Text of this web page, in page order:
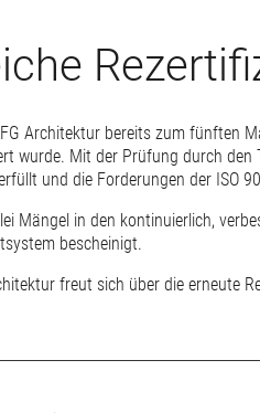
Architektur bereits zum fünften
wurde. Mit der Prüfung durch den
und die Forderungen der ISO
Mängel in den kontinuierlich,
bescheinigt.
freut sich über die erneute